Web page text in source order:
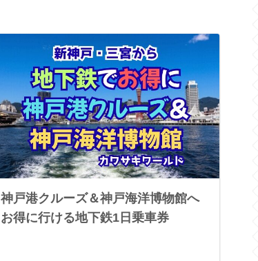
神戸港クルーズ＆神戸海洋博物館へ
お得に行ける地下鉄1日乗車券